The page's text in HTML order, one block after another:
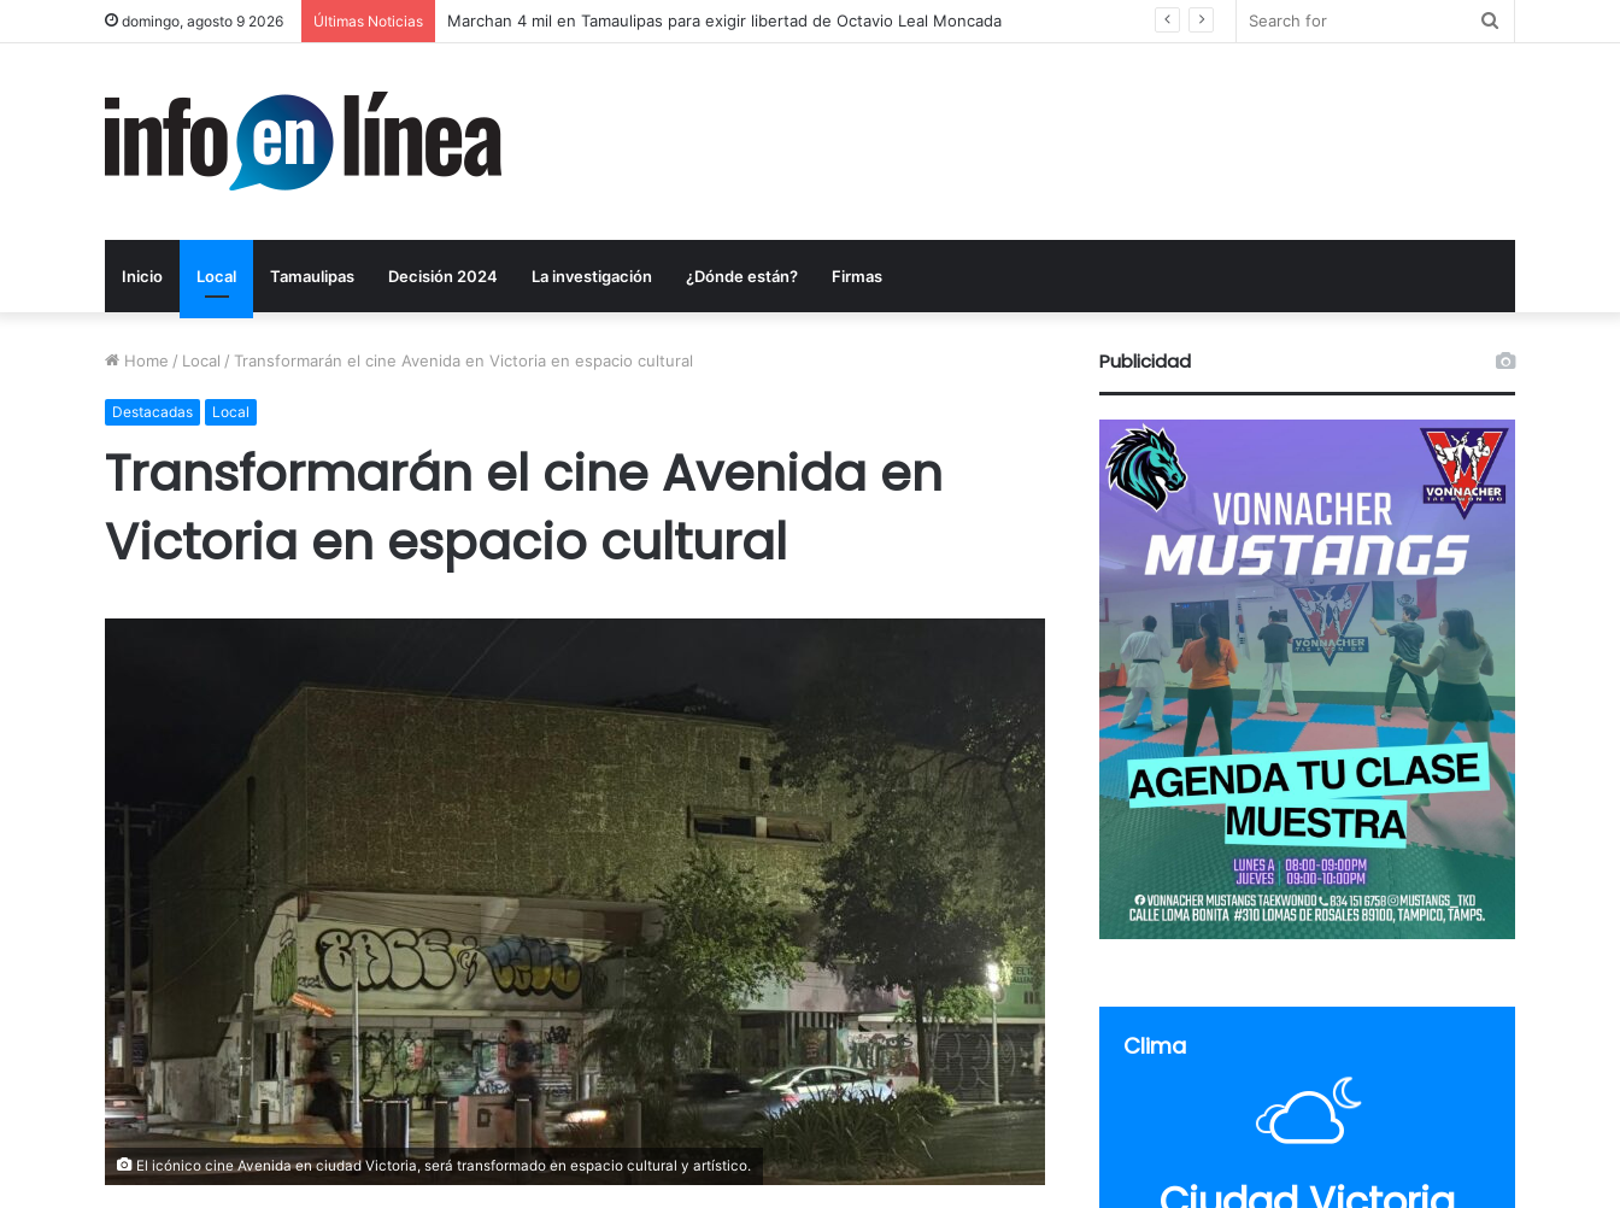
domingo, agosto 9 2026 Últimas Noticias Catean predio en Victoria y aseguran autotanques por presunto huachicol
Inicio Local Tamaulipas Decisión 2024 La investigación ¿Dónde están? Firmas
Home / Local / Transformarán el cine Avenida en Victoria en espacio cultural
Destacadas Local
Transformarán el cine Avenida en
Victoria en espacio cultural
El icónico cine Avenida en ciudad Victoria, será transformado en espacio cultural y artístico.
Publicidad
Clima